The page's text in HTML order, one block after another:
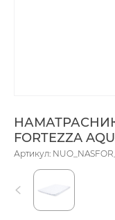
FORTEZZA
Артикул: